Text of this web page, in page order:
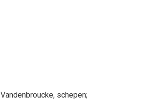
Vandenbroucke, schepen;